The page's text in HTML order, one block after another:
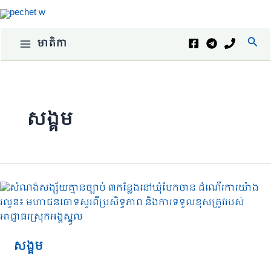
Skip
to
មាតិកា
សង្គម
សង្គម